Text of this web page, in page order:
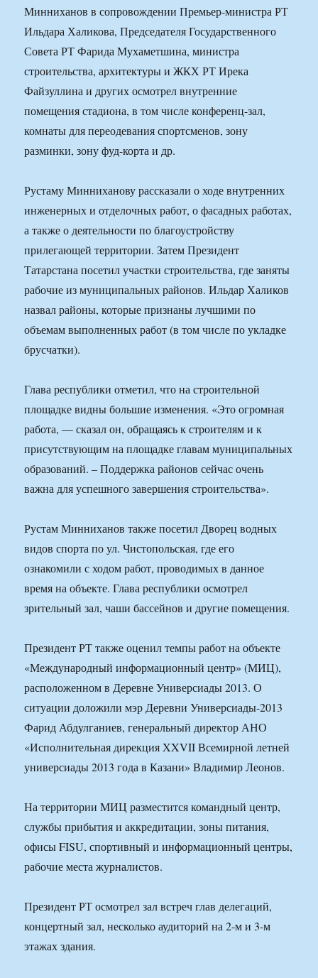
Минниханов в сопровождении Премьер-министра РТ
Ильдара Халикова, Председателя Государственного
Совета РТ Фарида Мухаметшина, министра
строительства, архитектуры и ЖКХ РТ Ирека
Файзуллина и других осмотрел внутренние
помещения стадиона, в том числе конференц-зал,
комнаты для переодевания спортсменов, зону
разминки, зону фуд-корта и др.
Рустаму Минниханову рассказали о ходе внутренних
инженерных и отделочных работ, о фасадных работах,
а также о деятельности по благоустройству
прилегающей территории. Затем Президент
Татарстана посетил участки строительства, где заняты
рабочие из муниципальных районов. Ильдар Халиков
назвал районы, которые признаны лучшими по
объемам выполненных работ (в том числе по укладке
брусчатки).
Глава республики отметил, что на строительной
площадке видны большие изменения. «Это огромная
работа, — сказал он, обращаясь к строителям и к
присутствующим на площадке главам муниципальных
образований. – Поддержка районов сейчас очень
важна для успешного завершения строительства».
Рустам Минниханов также посетил Дворец водных
видов спорта по ул. Чистопольская, где его
ознакомили с ходом работ, проводимых в данное
время на объекте. Глава республики осмотрел
зрительный зал, чаши бассейнов и другие помещения.
Президент РТ также оценил темпы работ на объекте
«Международный информационный центр» (МИЦ),
расположенном в Деревне Универсиады 2013. О
ситуации доложили мэр Деревни Универсиады-2013
Фарид Абдулганиев, генеральный директор АНО
«Исполнительная дирекция XXVII Всемирной летней
универсиады 2013 года в Казани» Владимир Леонов.
На территории МИЦ разместится командный центр,
службы прибытия и аккредитации, зоны питания,
офисы FISU, спортивный и информационный центры,
рабочие места журналистов.
Президент РТ осмотрел зал встреч глав делегаций,
концертный зал, несколько аудиторий на 2-м и 3-м
этажах здания.